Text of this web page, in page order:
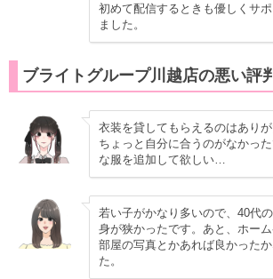
初めて配信するときも優しくサ
ました。
ブライトグループ川越店の悪い評
衣装を貸してもらえるのはありが
ちょっと自分に合うのがなかっ
な服を追加して欲しい…
若い子がかなり多いので、40代
身が狭かったです。あと、ホー
部屋の写真とかあれば良かった
た。